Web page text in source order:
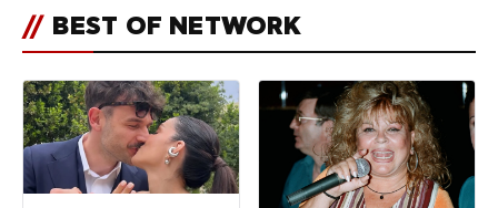
// BEST OF NETWORK